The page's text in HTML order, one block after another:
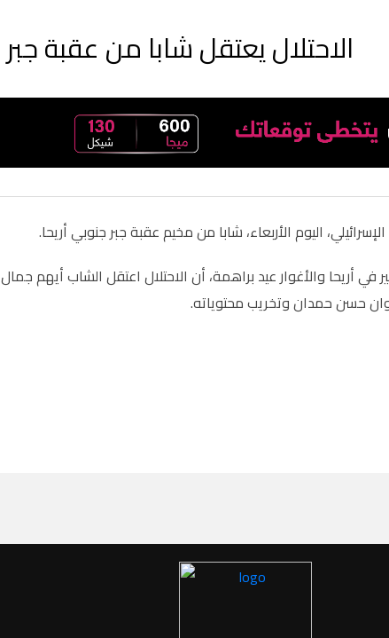
الاحتلال يعتقل شابا من عقبة
اليوم الأربعاء، شابا من مخيم عقبة جبر جنوبي أريحا.
في أريحا والأغوار عيد براهمة، أن الاحتلال اعتقل الشاب أيهم
حسن حمدان وتخريب محتوياته.